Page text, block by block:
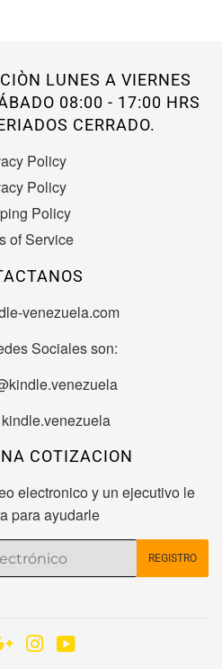
LUNES A VIERNES
08:00 - 17:00 HRS
CERRADO.
Policy
Policy
Policy
of Service
venezuela.com
Sociales son:
COTIZACION
electronico y un ejecutivo le
para ayudarle
REGISTRO
GoogleInstagram